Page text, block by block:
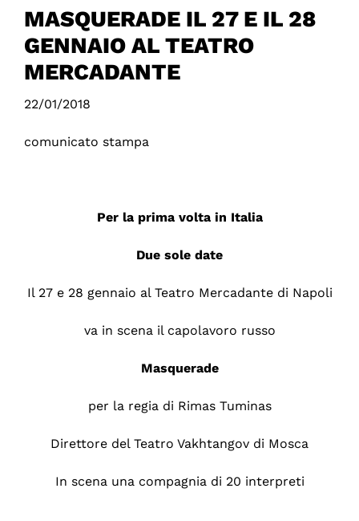
MASQUERADE IL 27 E IL 28
GENNAIO AL TEATRO
MERCADANTE
22/01/2018
comunicato stampa
Per la prima volta in Italia
Due sole date
Il 27 e 28 gennaio al Teatro Mercadante di Napoli
va in scena il capolavoro russo
Masquerade
per la regia di Rimas Tuminas
Direttore del Teatro Vakhtangov di Mosca
In scena una compagnia di 20 interpreti